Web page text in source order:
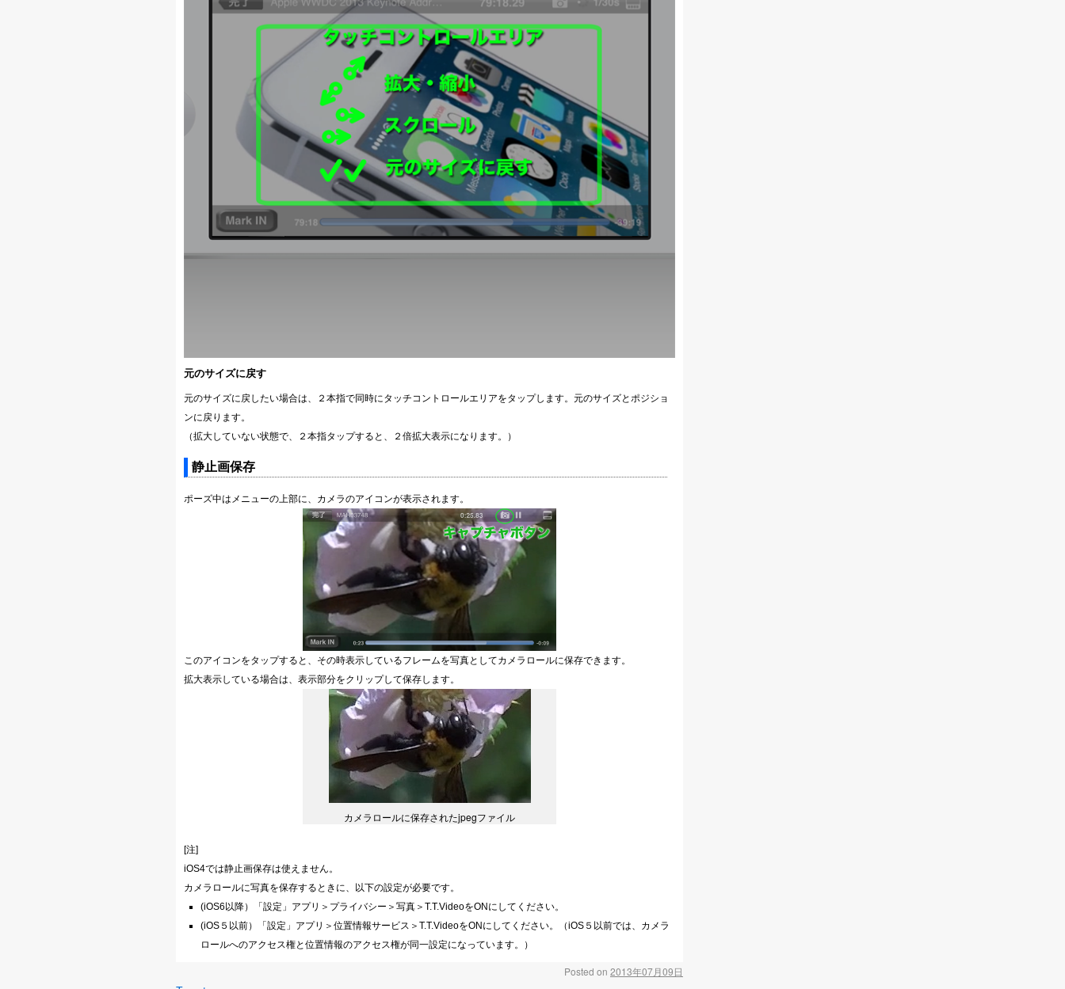
元のサイズに戻す
元のサイズに戻したい場合は、２本指で同時にタッチコントロールエリアをタップします。元のサイズとポジショ
ンに戻ります。
（拡大していない状態で、２本指タップすると、２倍拡大表示になります。）
静止画保存
ポーズ中はメニューの上部に、カメラのアイコンが表示されます。
このアイコンをタップすると、その時表示しているフレームを写真としてカメラロールに保存できます。
拡大表示している場合は、表示部分をクリップして保存します。
カメラロールに保存されたjpegファイル
[注]
iOS4では静止画保存は使えません。
カメラロールに写真を保存するときに、以下の設定が必要です。
(iOS6以降）「設定」アプリ＞プライバシー＞写真＞T.T.VideoをONにしてください。
(iOS５以前）「設定」アプリ＞位置情報サービス＞T.T.VideoをONにしてください。（iOS５以前では、カメラ
ロールへのアクセス権と位置情報のアクセス権が同一設定になっています。）
Posted on 2013年07月09日